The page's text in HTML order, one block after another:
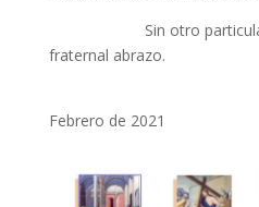
Sin otro particular
fraternal abrazo.
Cádiz,
Febrero de 2021